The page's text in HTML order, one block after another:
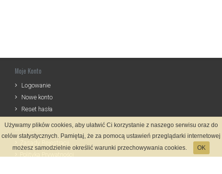
Moje Konto
Logowanie
Nowe konto
Reset hasła
Informacje
Używamy plików cookies, aby ułatwić Ci korzystanie z naszego serwisu oraz do
celów statystycznych. Pamiętaj, że za pomocą ustawień przeglądarki internetowej
możesz samodzielnie określić warunki przechowywania cookies.
OK